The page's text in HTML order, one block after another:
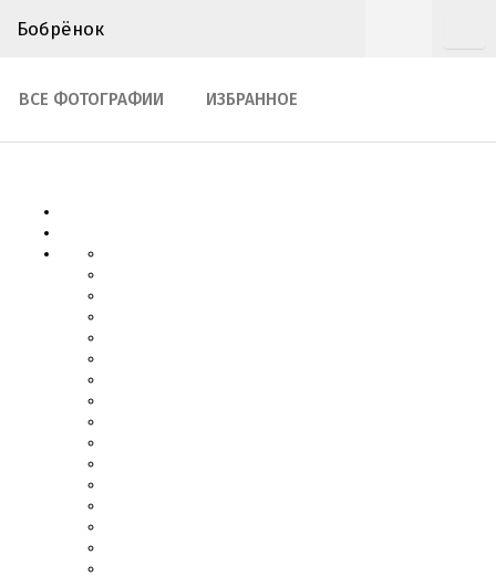
Бобрёнок
ВСЕ ФОТОГРАФИИ ИЗБРАННОЕ